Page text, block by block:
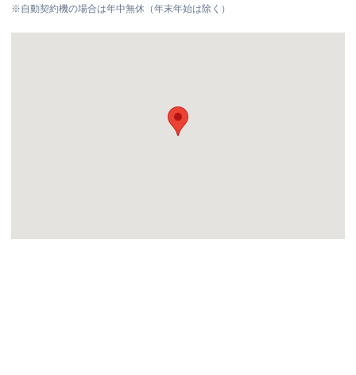
※自動契約機の場合は年中無休（年末年始は除く）